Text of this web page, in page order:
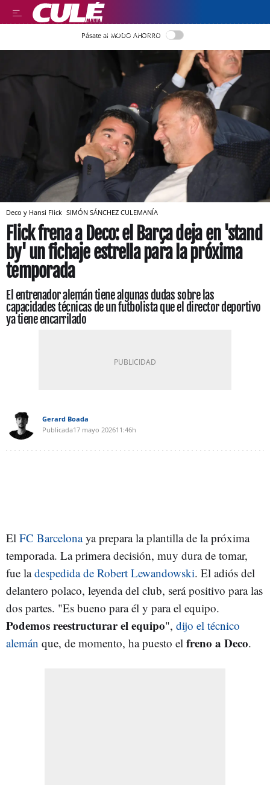
LLEGIR EN CATALÀ
Pásate al MODO AHORRO
Deco y Hansi Flick SIMÓN SÁNCHEZ CULEMANÍA
Flick frena a Deco: el Barça deja en 'stand
by' un fichaje estrella para la próxima
temporada
El entrenador alemán tiene algunas dudas sobre las
capacidades técnicas de un futbolista que el director deportivo
ya tiene encarrilado
Gerard Boada
Publicada17 mayo 202611:46h
El FC Barcelonaya prepara la plantilla de la próxima
temporada. La primera decisión, muy dura de tomar,
fue ladespedida de Robert Lewandowski. El adiós del
delantero polaco, leyenda del club, será positivo para las
dos partes. "Es bueno para él y para el equipo.
Podemos reestructurar el equipo", dijo el técnico
alemán que, de momento, ha puesto el freno a Deco.